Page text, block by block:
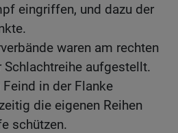
eingriffen, und dazu der
waren am rechten
Schlachtreihe aufgestellt.
in der Flanke
die eigenen Reihen
schützen.